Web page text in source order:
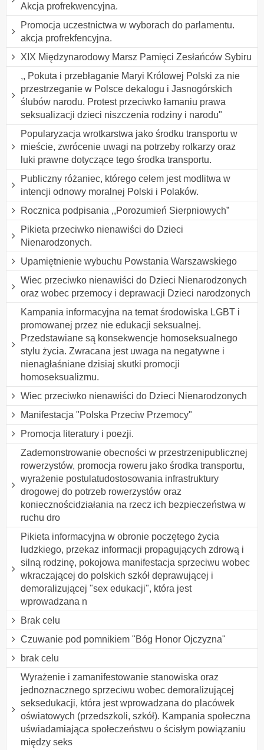
Akcja profrekwencyjna.
Promocja uczestnictwa w wyborach do parlamentu.
akcja profrekfencyjna.
XIX Międzynarodowy Marsz Pamięci Zesłańców Sybiru
,, Pokuta i przebłaganie Maryi Królowej Polski za nie
przestrzeganie w Polsce dekalogu i Jasnogórskich
ślubów narodu. Protest przeciwko łamaniu prawa
seksualizacji dzieci niszczenia rodziny i narodu"
Popularyzacja wrotkarstwa jako środku transportu w
mieście, zwrócenie uwagi na potrzeby rolkarzy oraz
luki prawne dotyczące tego środka transportu.
Publiczny różaniec, którego celem jest modlitwa w
intencji odnowy moralnej Polski i Polaków.
Rocznica podpisania ,,Porozumień Sierpniowych”
Pikieta przeciwko nienawiści do Dzieci
Nienarodzonych.
Upamiętnienie wybuchu Powstania Warszawskiego
Wiec przeciwko nienawiści do Dzieci Nienarodzonych
oraz wobec przemocy i deprawacji Dzieci narodzonych
Kampania informacyjna na temat środowiska LGBT i
promowanej przez nie edukacji seksualnej.
Przedstawiane są konsekwencje homoseksualnego
stylu życia. Zwracana jest uwaga na negatywne i
nienagłaśniane dzisiaj skutki promocji
homoseksualizmu.
Wiec przeciwko nienawiści do Dzieci Nienarodzonych
Manifestacja "Polska Przeciw Przemocy"
Promocja literatury i poezji.
Zademonstrowanie obecności w przestrzenipublicznej
rowerzystów, promocja roweru jako środka transportu,
wyrażenie postulatudostosowania infrastruktury
drogowej do potrzeb rowerzystów oraz
koniecznościdziałania na rzecz ich bezpieczeństwa w
ruchu dro
Pikieta informacyjna w obronie poczętego życia
ludzkiego, przekaz informacji propagujących zdrową i
silną rodzinę, pokojowa manifestacja sprzeciwu wobec
wkraczającej do polskich szkół deprawującej i
demoralizującej "sex edukacji", która jest
wprowadzana n
Brak celu
Czuwanie pod pomnikiem "Bóg Honor Ojczyzna"
brak celu
Wyrażenie i zamanifestowanie stanowiska oraz
jednoznacznego sprzeciwu wobec demoralizującej
seksedukacji, która jest wprowadzana do placówek
oświatowych (przedszkoli, szkół). Kampania społeczna
uświadamiająca społeczeństwu o ścisłym powiązaniu
między seks